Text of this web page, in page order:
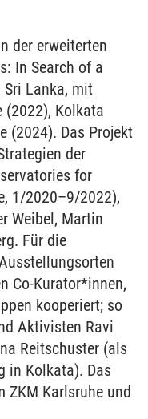
der erweiterten
In Search of a
Sri Lanka, mit
(2022), Kolkata
(2024). Das Projekt
der
for
1/2020–9/2022),
Weibel, Martin
Für die
Co-Kurator*innen,
kooperiert; so
Aktivisten Ravi
Reitschuster (als
in Kolkata). Das
ZKM Karlsruhe und